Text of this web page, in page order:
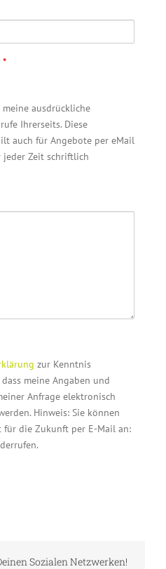
*
ausdrückliche
Ihrerseits. Diese
auch für Angebote per eMail
jeder Zeit schriftlich
zur Kenntnis
meine Angaben und
Anfrage elektronisch
Hinweis: Sie können
die Zukunft per E-Mail an:
Sozialen Netzwerken!